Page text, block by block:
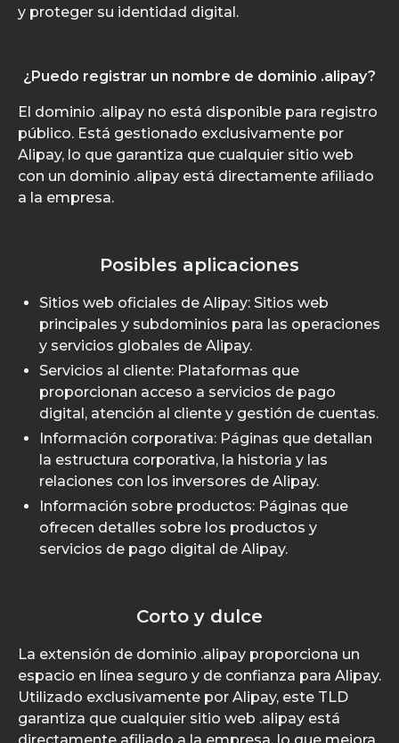
y proteger su identidad digital.
¿Puedo registrar un nombre de dominio .alipay?
El dominio .alipay no está disponible para registro
público. Está gestionado exclusivamente por
Alipay, lo que garantiza que cualquier sitio web
con un dominio .alipay está directamente afiliado
a la empresa.
Posibles aplicaciones
Sitios web oficiales de Alipay: Sitios web
principales y subdominios para las operaciones
y servicios globales de Alipay.
Servicios al cliente: Plataformas que
proporcionan acceso a servicios de pago
digital, atención al cliente y gestión de cuentas.
Información corporativa: Páginas que detallan
la estructura corporativa, la historia y las
relaciones con los inversores de Alipay.
Información sobre productos: Páginas que
ofrecen detalles sobre los productos y
servicios de pago digital de Alipay.
Corto y dulce
La extensión de dominio .alipay proporciona un
espacio en línea seguro y de confianza para Alipay.
Utilizado exclusivamente por Alipay, este TLD
garantiza que cualquier sitio web .alipay está